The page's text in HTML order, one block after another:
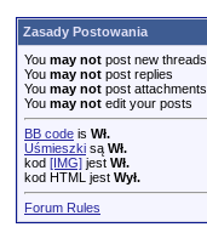
Zasady Postowania
You may not post new threads
You may not post replies
You may not post attachments
You may not edit your posts
BB code is Wł.
Uśmieszki są Wł.
kod [IMG] jest Wł.
kod HTML jest Wył.
Forum Rules